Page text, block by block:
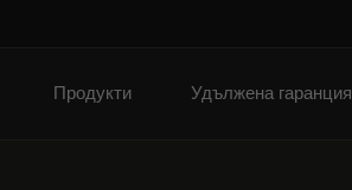
Продукти Удължена гаранция